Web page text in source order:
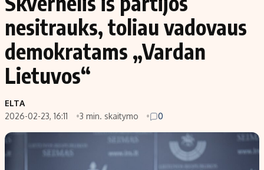
nesitrauks, toliau vadovaus
demokratams „Vardan
Lietuvos“
ELTA
2026-02-23, 16:11
3 min. skaitymo 0